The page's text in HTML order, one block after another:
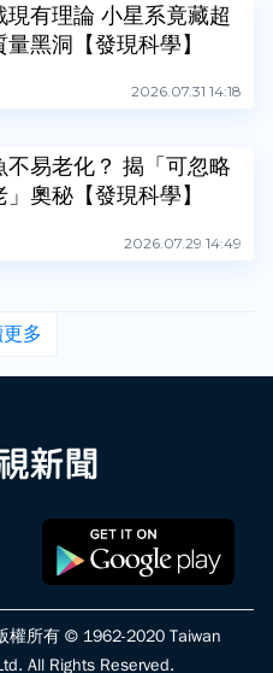
現有理論 小星系竟藏超
量黑洞【發現科學】
2026.07.31 14:18
不易老化？ 揭「可忽略
」奧秘【發現科學】
2026.07.29 14:49
多
權所有 © 1962-2020 Taiwan
All Rights Reserved.